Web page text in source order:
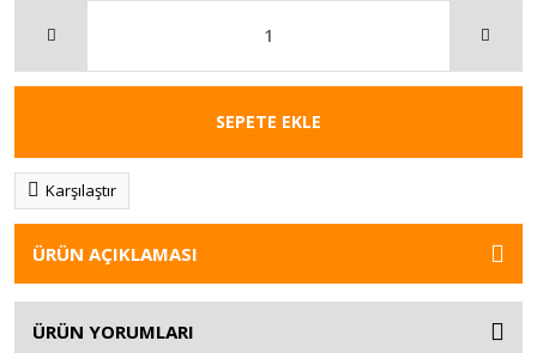
SEPETE EKLE
Karşılaştır
ÜRÜN AÇIKLAMASI
ÜRÜN YORUMLARI